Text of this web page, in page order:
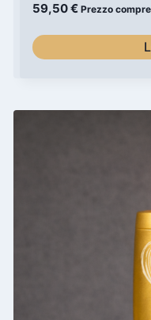
59,50€ Prezzo